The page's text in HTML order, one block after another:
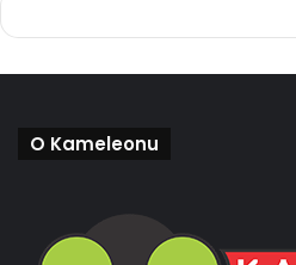
O Kameleonu